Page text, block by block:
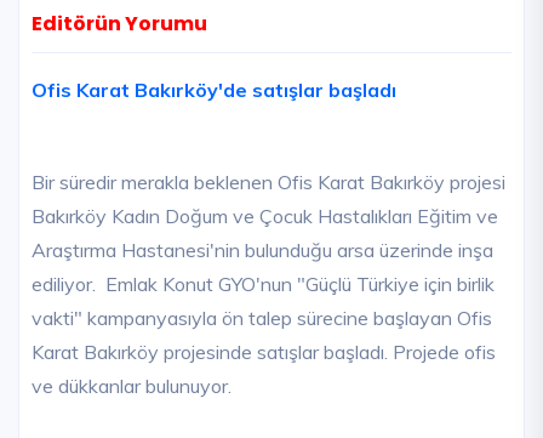
Editörün Yorumu
Ofis Karat Bakırköy'de satışlar başladı
Bir süredir merakla beklenen Ofis Karat Bakırköy projesi
Bakırköy Kadın Doğum ve Çocuk Hastalıkları Eğitim ve
Araştırma Hastanesi'nin bulunduğu arsa üzerinde inşa
ediliyor. Emlak Konut GYO'nun "Güçlü Türkiye için birlik
vakti" kampanyasıyla ön talep sürecine başlayan Ofis
Karat Bakırköy projesinde satışlar başladı. Projede ofis
ve dükkanlar bulunuyor.